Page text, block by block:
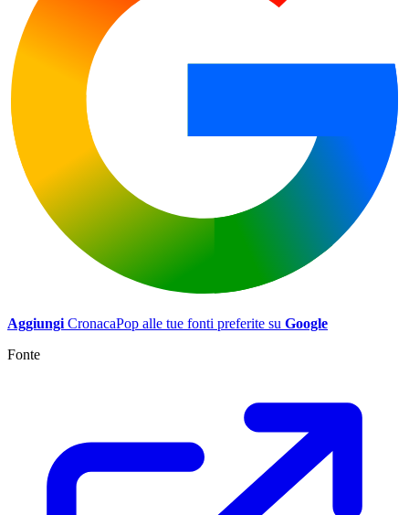
Aggiungi CronacaPop alle tue fonti preferite su Google
Fonte